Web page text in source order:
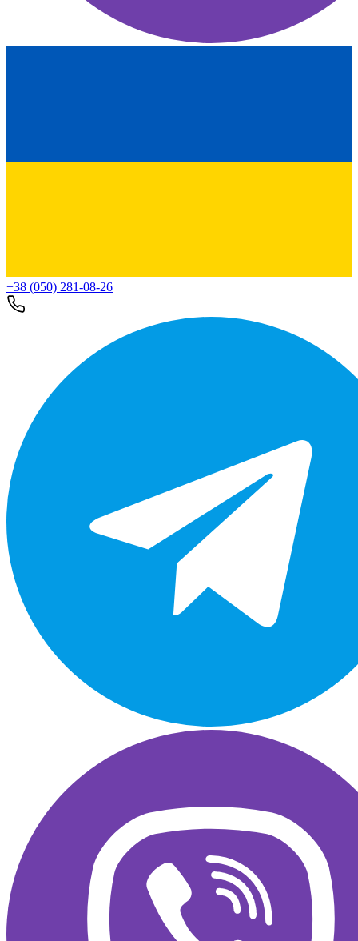
+38 (050) 281-08-26